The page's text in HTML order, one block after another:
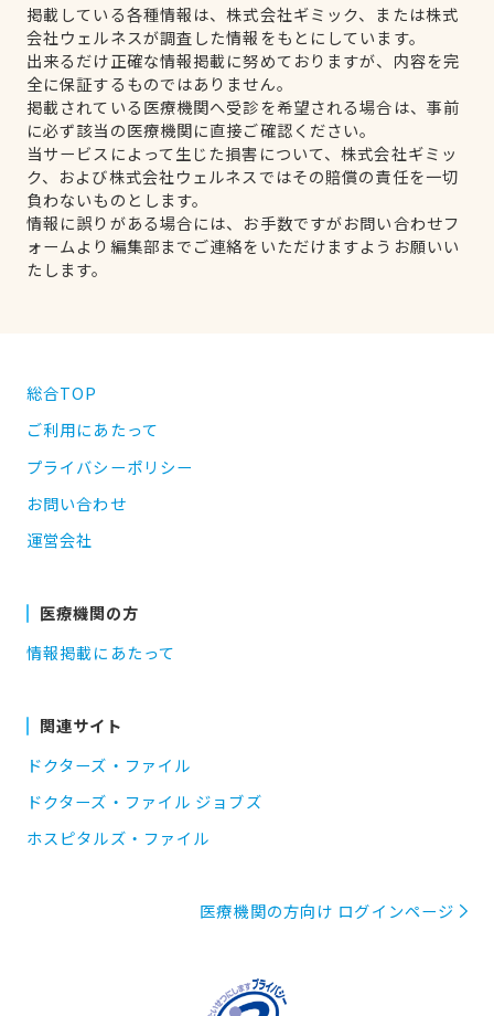
掲載している各種情報は、株式会社ギミック、または株式
会社ウェルネスが調査した情報をもとにしています。
出来るだけ正確な情報掲載に努めておりますが、内容を完
全に保証するものではありません。
掲載されている医療機関へ受診を希望される場合は、事前
に必ず該当の医療機関に直接ご確認ください。
当サービスによって生じた損害について、株式会社ギミッ
ク、および株式会社ウェルネスではその賠償の責任を一切
負わないものとします。
情報に誤りがある場合には、お手数ですがお問い合わせフ
ォームより編集部までご連絡をいただけますようお願いい
たします。
総合TOP
ご利用にあたって
プライバシーポリシー
お問い合わせ
運営会社
医療機関の方
情報掲載にあたって
関連サイト
ドクターズ・ファイル
ドクターズ・ファイル ジョブズ
ホスピタルズ・ファイル
医療機関の方向け ログインページ